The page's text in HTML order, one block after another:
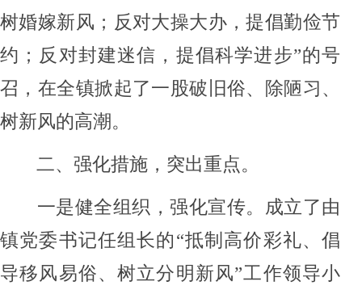
树婚嫁新风 ；反对大操大办，提倡勤俭节
约 ； 反对封建迷信，提倡科学进步”的号
召，在全镇掀起了一股破旧俗、除陋习、
树新风的高潮。
二、 强化措施，突出重点。
一是健全组织 ，强化宣传。 成立了由
镇党委书记任组长的 “抵制高价彩礼、倡
导移风易俗、树立分明新风”工作领导小